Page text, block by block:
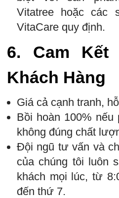
Vitatree hoặc các
VitaCare quy định.
6. Cam
Khách Hàng
Giá cả cạnh tranh,
Bồi hoàn 100% nếu
không đúng chất
Đội ngũ tư vấn và
của chúng tôi luôn
khách mọi lúc, từ
đến thứ 7.